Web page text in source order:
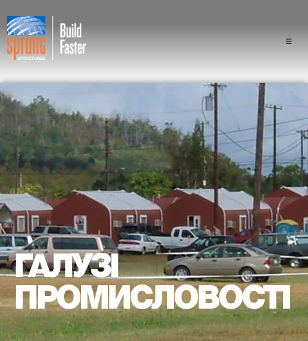
Галузі промисловості
Компоненти
Перевага конструкції
Професіонали
Про нас
ГАЛУЗІ
ПРОМИСЛОВОСТІ